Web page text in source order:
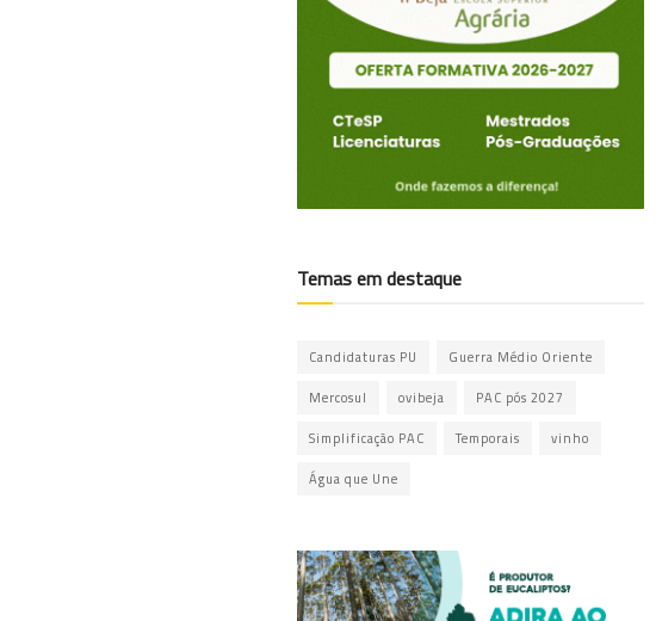
Temas em destaque
Candidaturas PU Guerra Médio Oriente
Mercosul ovibeja PAC pós 2027
Simplificação PAC Temporais vinho
Água que Une